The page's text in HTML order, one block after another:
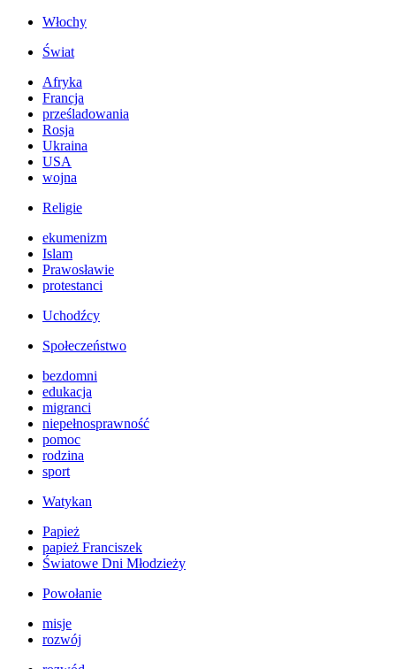
Włochy
Świat
Afryka
Francja
prześladowania
Rosja
Ukraina
USA
wojna
Religie
ekumenizm
Islam
Prawosławie
protestanci
Uchodźcy
Społeczeństwo
bezdomni
edukacja
migranci
niepełnosprawność
pomoc
rodzina
sport
Watykan
Papież
papież Franciszek
Światowe Dni Młodzieży
Powołanie
misje
rozwój